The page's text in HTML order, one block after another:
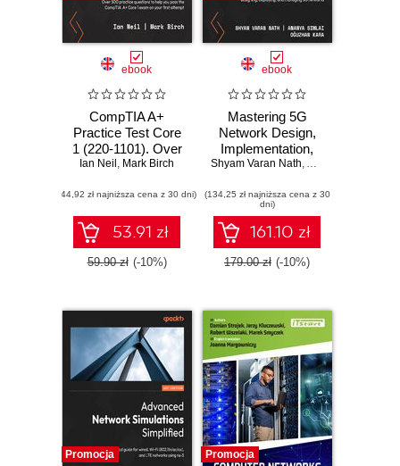
ebook
CompTIA A+
Practice Test Core
1 (220-1101). Over
500 practice
you pass the
CompTIA A+ Core
1 exam on your
first attempt
Ian Neil , Mark Birch
(44,92 zł najniższa cena z 30 dni)
53.91 zł
59.90 zł (-10%)
ebook
Mastering 5G
Network Design,
Implementation,
and Operations. A
guide to
understanding,
designing,
deploying, and
managing 5G
Shyam Varan Nath, Ananya Simlai
(134,25 zł najniższa cena z 30
dni)
161.10 zł
179.00 zł (-10%)
Promocja Promocja